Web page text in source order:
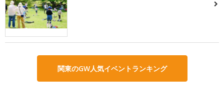
関東のGW人気イベントランキング